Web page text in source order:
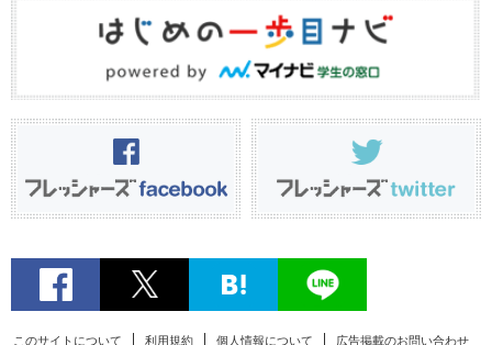
このサイトについて 利用規約 個人情報について 広告掲載のお問い合わせ